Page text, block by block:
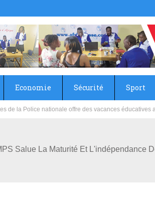
Economie Sécurité Sport
et collège du Camp Général Aboubacar Sangoulé
Salue La Maturité Et L'indépendance